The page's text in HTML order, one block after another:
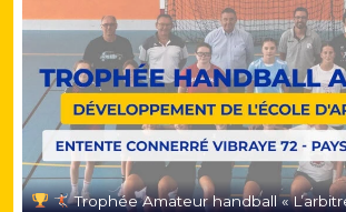
Trophée Amateur handball «